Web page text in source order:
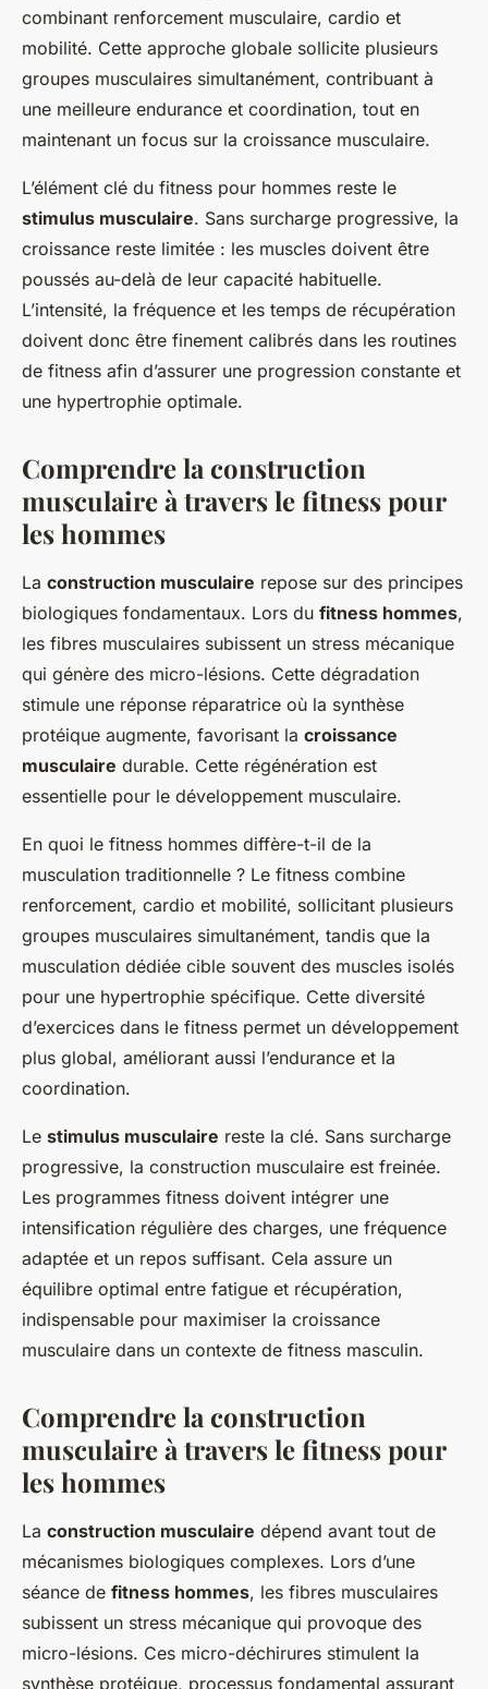
combinant renforcement musculaire, cardio et
mobilité. Cette approche globale sollicite plusieurs
groupes musculaires simultanément, contribuant à
une meilleure endurance et coordination, tout en
maintenant un focus sur la croissance musculaire.
L’élément clé du fitness pour hommes reste le
stimulus musculaire. Sans surcharge progressive, la
croissance reste limitée : les muscles doivent être
poussés au-delà de leur capacité habituelle.
L’intensité, la fréquence et les temps de récupération
doivent donc être finement calibrés dans les routines
de fitness afin d’assurer une progression constante et
une hypertrophie optimale.
Comprendre la construction
musculaire à travers le fitness pour
les hommes
La construction musculaire repose sur des principes
biologiques fondamentaux. Lors du fitness hommes,
les fibres musculaires subissent un stress mécanique
qui génère des micro-lésions. Cette dégradation
stimule une réponse réparatrice où la synthèse
protéique augmente, favorisant la croissance
musculaire durable. Cette régénération est
essentielle pour le développement musculaire.
En quoi le fitness hommes diffère-t-il de la
musculation traditionnelle ? Le fitness combine
renforcement, cardio et mobilité, sollicitant plusieurs
groupes musculaires simultanément, tandis que la
musculation dédiée cible souvent des muscles isolés
pour une hypertrophie spécifique. Cette diversité
d’exercices dans le fitness permet un développement
plus global, améliorant aussi l’endurance et la
coordination.
Le stimulus musculaire reste la clé. Sans surcharge
progressive, la construction musculaire est freinée.
Les programmes fitness doivent intégrer une
intensification régulière des charges, une fréquence
adaptée et un repos suffisant. Cela assure un
équilibre optimal entre fatigue et récupération,
indispensable pour maximiser la croissance
musculaire dans un contexte de fitness masculin.
Comprendre la construction
musculaire à travers le fitness pour
les hommes
La construction musculaire dépend avant tout de
mécanismes biologiques complexes. Lors d’une
séance de fitness hommes, les fibres musculaires
subissent un stress mécanique qui provoque des
micro-lésions. Ces micro-déchirures stimulent la
synthèse protéique, processus fondamental assurant